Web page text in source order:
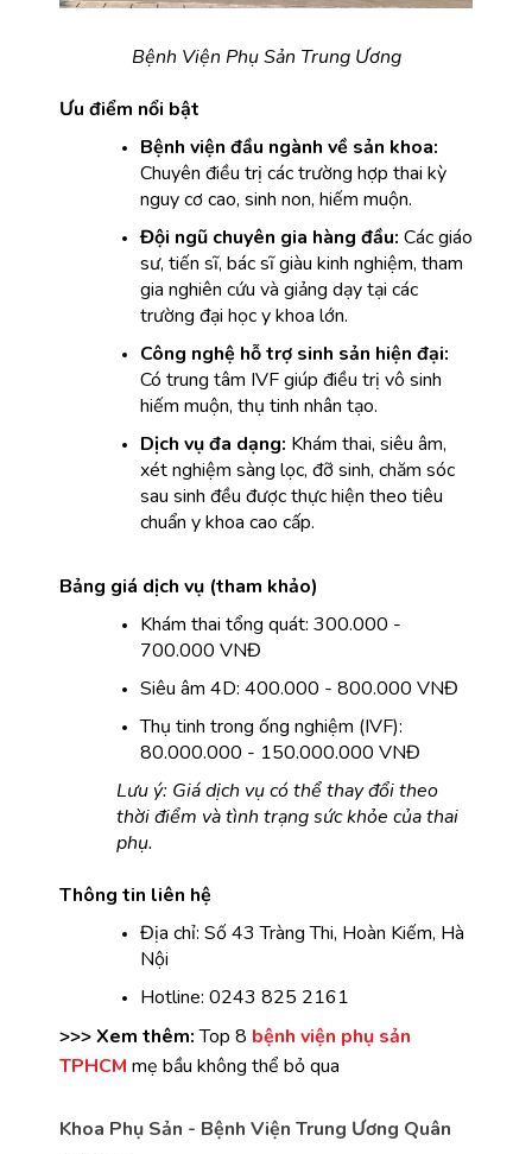
Bệnh Viện Phụ Sản Trung Ương
Ưu điểm nổi bật
Bệnh viện đầu ngành về sản khoa:
Chuyên điều trị các trường hợp thai kỳ
nguy cơ cao, sinh non, hiếm muộn.
Đội ngũ chuyên gia hàng đầu: Các giáo
sư, tiến sĩ, bác sĩ giàu kinh nghiệm, tham
gia nghiên cứu và giảng dạy tại các
trường đại học y khoa lớn.
Công nghệ hỗ trợ sinh sản hiện đại:
Có trung tâm IVF giúp điều trị vô sinh
hiếm muộn, thụ tinh nhân tạo.
Dịch vụ đa dạng: Khám thai, siêu âm,
xét nghiệm sàng lọc, đỡ sinh, chăm sóc
sau sinh đều được thực hiện theo tiêu
chuẩn y khoa cao cấp.
Bảng giá dịch vụ (tham khảo)
Khám thai tổng quát: 300.000 -
700.000 VNĐ
Siêu âm 4D: 400.000 - 800.000 VNĐ
Thụ tinh trong ống nghiệm (IVF):
80.000.000 - 150.000.000 VNĐ
Lưu ý: Giá dịch vụ có thể thay đổi theo
thời điểm và tình trạng sức khỏe của thai
phụ.
Thông tin liên hệ
Địa chỉ: Số 43 Tràng Thi, Hoàn Kiếm, Hà
Nội
Hotline: 0243 825 2161
>>> Xem thêm: Top 8 bệnh viện phụ sản
TPHCM mẹ bầu không thể bỏ qua
Khoa Phụ Sản - Bệnh Viện Trung Ương Quân